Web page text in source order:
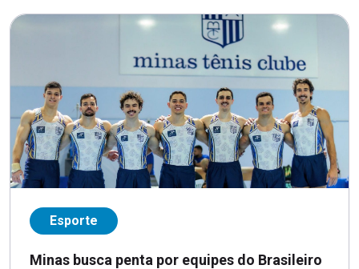
Esporte
Minas busca penta por equipes do Brasileiro